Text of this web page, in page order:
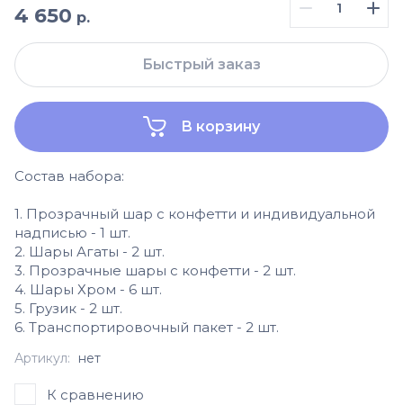
4 650 р.
В корзину
Быстрый заказ
Состав набора:
1. Прозрачный шар с конфетти и индивидуальной
надписью - 1 шт.
2. Шары Агаты - 2 шт.
3. Прозрачные шары с конфетти - 2 шт.
4. Шары Хром - 6 шт.
5. Грузик - 2 шт.
6. Транспортировочный пакет - 2 шт.
Артикул: нет
К сравнению